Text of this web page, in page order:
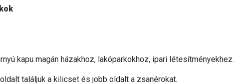
kapu magán házakhoz, lakóparkokhoz, ipari létesítményekhez.
találjuk a kilicset és jobb oldalt a zsanérokat.